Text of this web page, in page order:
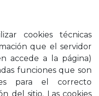
cookies técnicas
que el servidor
accede a la página)
funciones que son
para el correcto
del sitio. Las cookies